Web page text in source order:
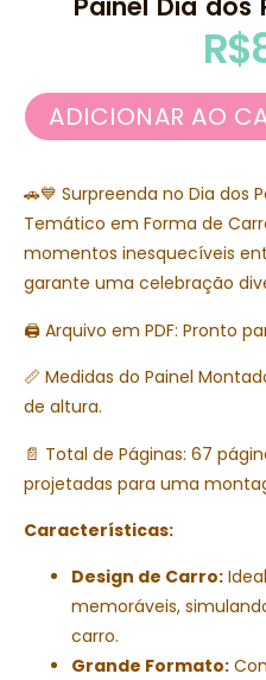
R$
ADICIONAR AO
🚗💙 Surpreenda no Dia dos
Temático em Forma de
momentos inesquecíveis
garante uma celebração
🖨️ Arquivo em PDF: Pronto
📏 Medidas do Painel
de altura.
📄 Total de Páginas: 67
projetadas para uma
Características:
Design de Carro:
memoráveis,
carro.
Grande Formato: